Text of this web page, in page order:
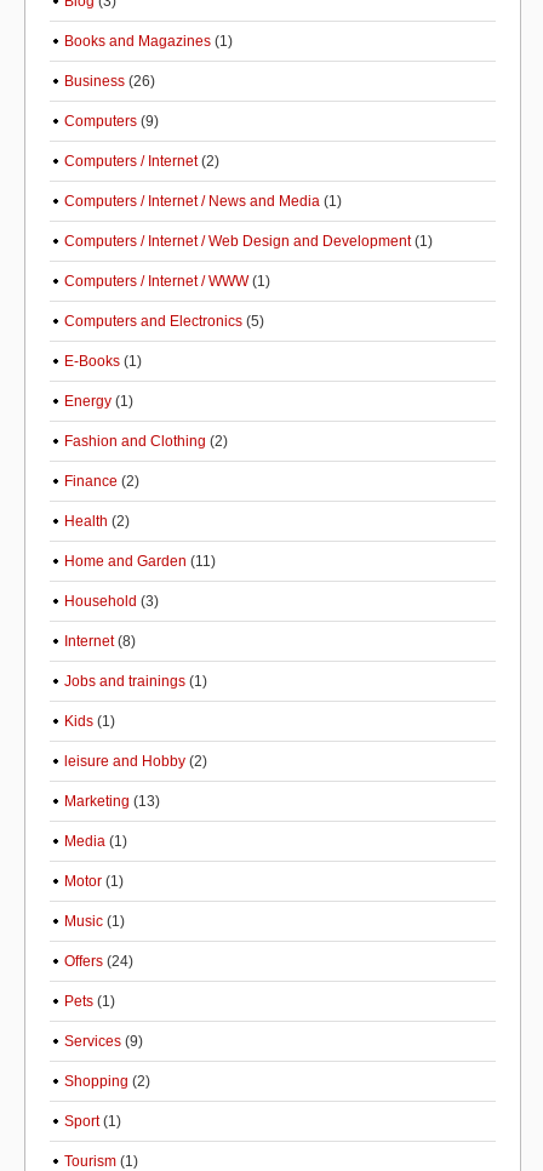
Books and Magazines (1)
Business (26)
Computers (9)
Computers / Internet(2)
Computers / Internet / News and Media (1)
Computers / Internet / Web Design and Development(1)
Computers / Internet / WWW(1)
Computers and Electronics (5)
E-Books (1)
Energy (1)
Fashion and Clothing (2)
Finance (2)
Health (2)
Home and Garden (11)
Household (3)
Internet(8)
Jobs and trainings (1)
Kids (1)
leisure and Hobby (2)
Marketing (13)
Media (1)
Motor (1)
Music (1)
Offers (24)
Pets (1)
Services (9)
Shopping (2)
Sport(1)
Tourism (1)